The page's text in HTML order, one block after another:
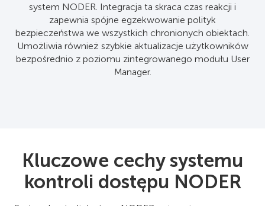
system NODER. Integracja ta skraca czas reakcji i
zapewnia spójne egzekwowanie polityk
bezpieczeństwa we wszystkich chronionych obiektach.
Umożliwia również szybkie aktualizacje użytkowników
bezpośrednio z poziomu zintegrowanego modułu User
Manager.
Kluczowe cechy systemu
kontroli dostępu NODER